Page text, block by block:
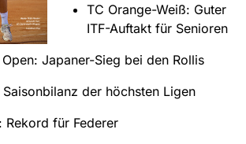
TC Orange-Weiß: Guter
ITF-Auftakt für Senioren
Open: Japaner-Sieg bei den Rollis
der höchsten Ligen
Rekord für Federer